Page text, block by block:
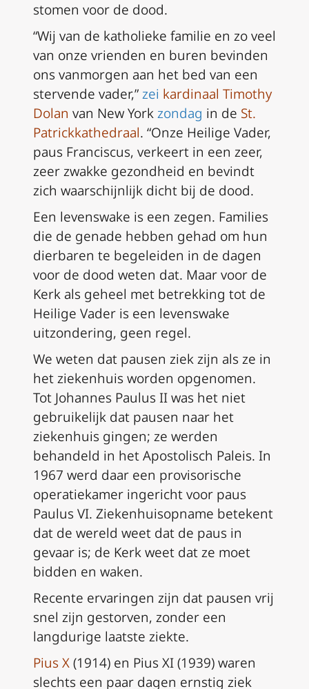
stomen voor de dood.
“Wij van de katholieke familie en zo veel
van onze vrienden en buren bevinden
ons vanmorgen aan het bed van een
stervende vader,”zei kardinaal Timothy
Dolan van New Yorkzondag in de St.
Patrickkathedraal. “Onze Heilige Vader,
paus Franciscus, verkeert in een zeer,
zeer zwakke gezondheid en bevindt
zich waarschijnlijk dicht bij de dood.
Een levenswake is een zegen. Families
die de genade hebben gehad om hun
dierbaren te begeleiden in de dagen
voor de dood weten dat. Maar voor de
Kerk als geheel met betrekking tot de
Heilige Vader is een levenswake
uitzondering, geen regel.
We weten dat pausen ziek zijn als ze in
het ziekenhuis worden opgenomen.
Tot Johannes Paulus II was het niet
gebruikelijk dat pausen naar het
ziekenhuis gingen; ze werden
behandeld in het Apostolisch Paleis. In
1967 werd daar een provisorische
operatiekamer ingericht voor paus
Paulus VI. Ziekenhuisopname betekent
dat de wereld weet dat de paus in
gevaar is; de Kerk weet dat ze moet
bidden en waken.
Recente ervaringen zijn dat pausen vrij
snel zijn gestorven, zonder een
langdurige laatste ziekte.
Pius X(1914) en Pius XI (1939) waren
slechts een paar dagen ernstig ziek